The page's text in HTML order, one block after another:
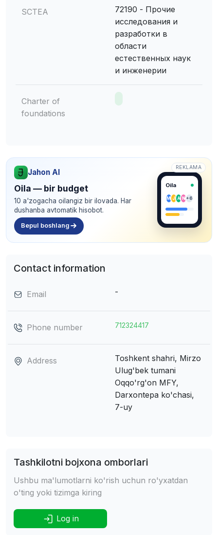
SCTEA
72190 - Прочие
исследования и
разработки в
области
естественных наук
и инженерии
Charter of
foundations
REKLAMA
Jahon AI
Oila — bir budget
10 a'zogacha oilangiz bir ilovada. Har
dushanba avtomatik hisobot.
Bepul boshlang
Oila
M J A N+6
Contact information
Email -
Phone number 712324417
Address
Toshkent shahri, Mirzo
Ulug'bek tumani
Oqqo'rg'on MFY,
Darxontepa ko'chasi,
7-uy
Tashkilotni bojxona omborlari
Ushbu ma'lumotlarni ko'rish uchun ro'yxatdan
o'ting yoki tizimga kiring
Log in